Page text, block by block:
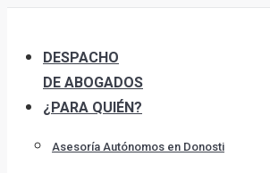
content
DESPACHO
DE ABOGADOS
¿PARA QUIÉN?
Asesoría Autónomos en Donosti